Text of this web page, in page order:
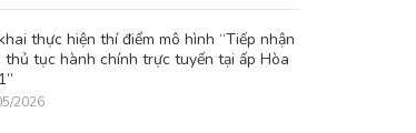
thực hiện thí điểm mô hình “Tiếp nhận
thủ tục hành chính trực tuyến tại ấp Hòa
2026